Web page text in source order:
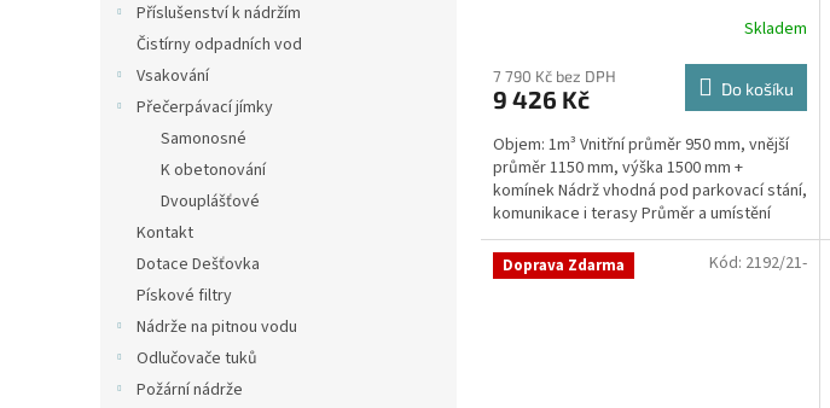
Příslušenství k nádržím
Čistírny odpadních vod
Vsakování
Přečerpávací jímky
Samonosné
K obetonování
Dvouplášťové
Kontakt
Dotace Dešťovka
Pískové filtry
Nádrže na pitnou vodu
Odlučovače tuků
Požární nádrže
produktu
je
z
5
hvězdiček.
Skladem
7 790 Kč bez DPH
9 426 Kč Do košíku
Objem: 1m³ Vnitřní průměr 950 mm, vnější
průměr 1150 mm, výška 1500 mm +
komínek Nádrž vhodná pod parkovací stání,
komunikace i terasy Průměr a umístění
přítoku/ů, odtoku/ů...
Doprava Zdarma Kód: 2192/21-